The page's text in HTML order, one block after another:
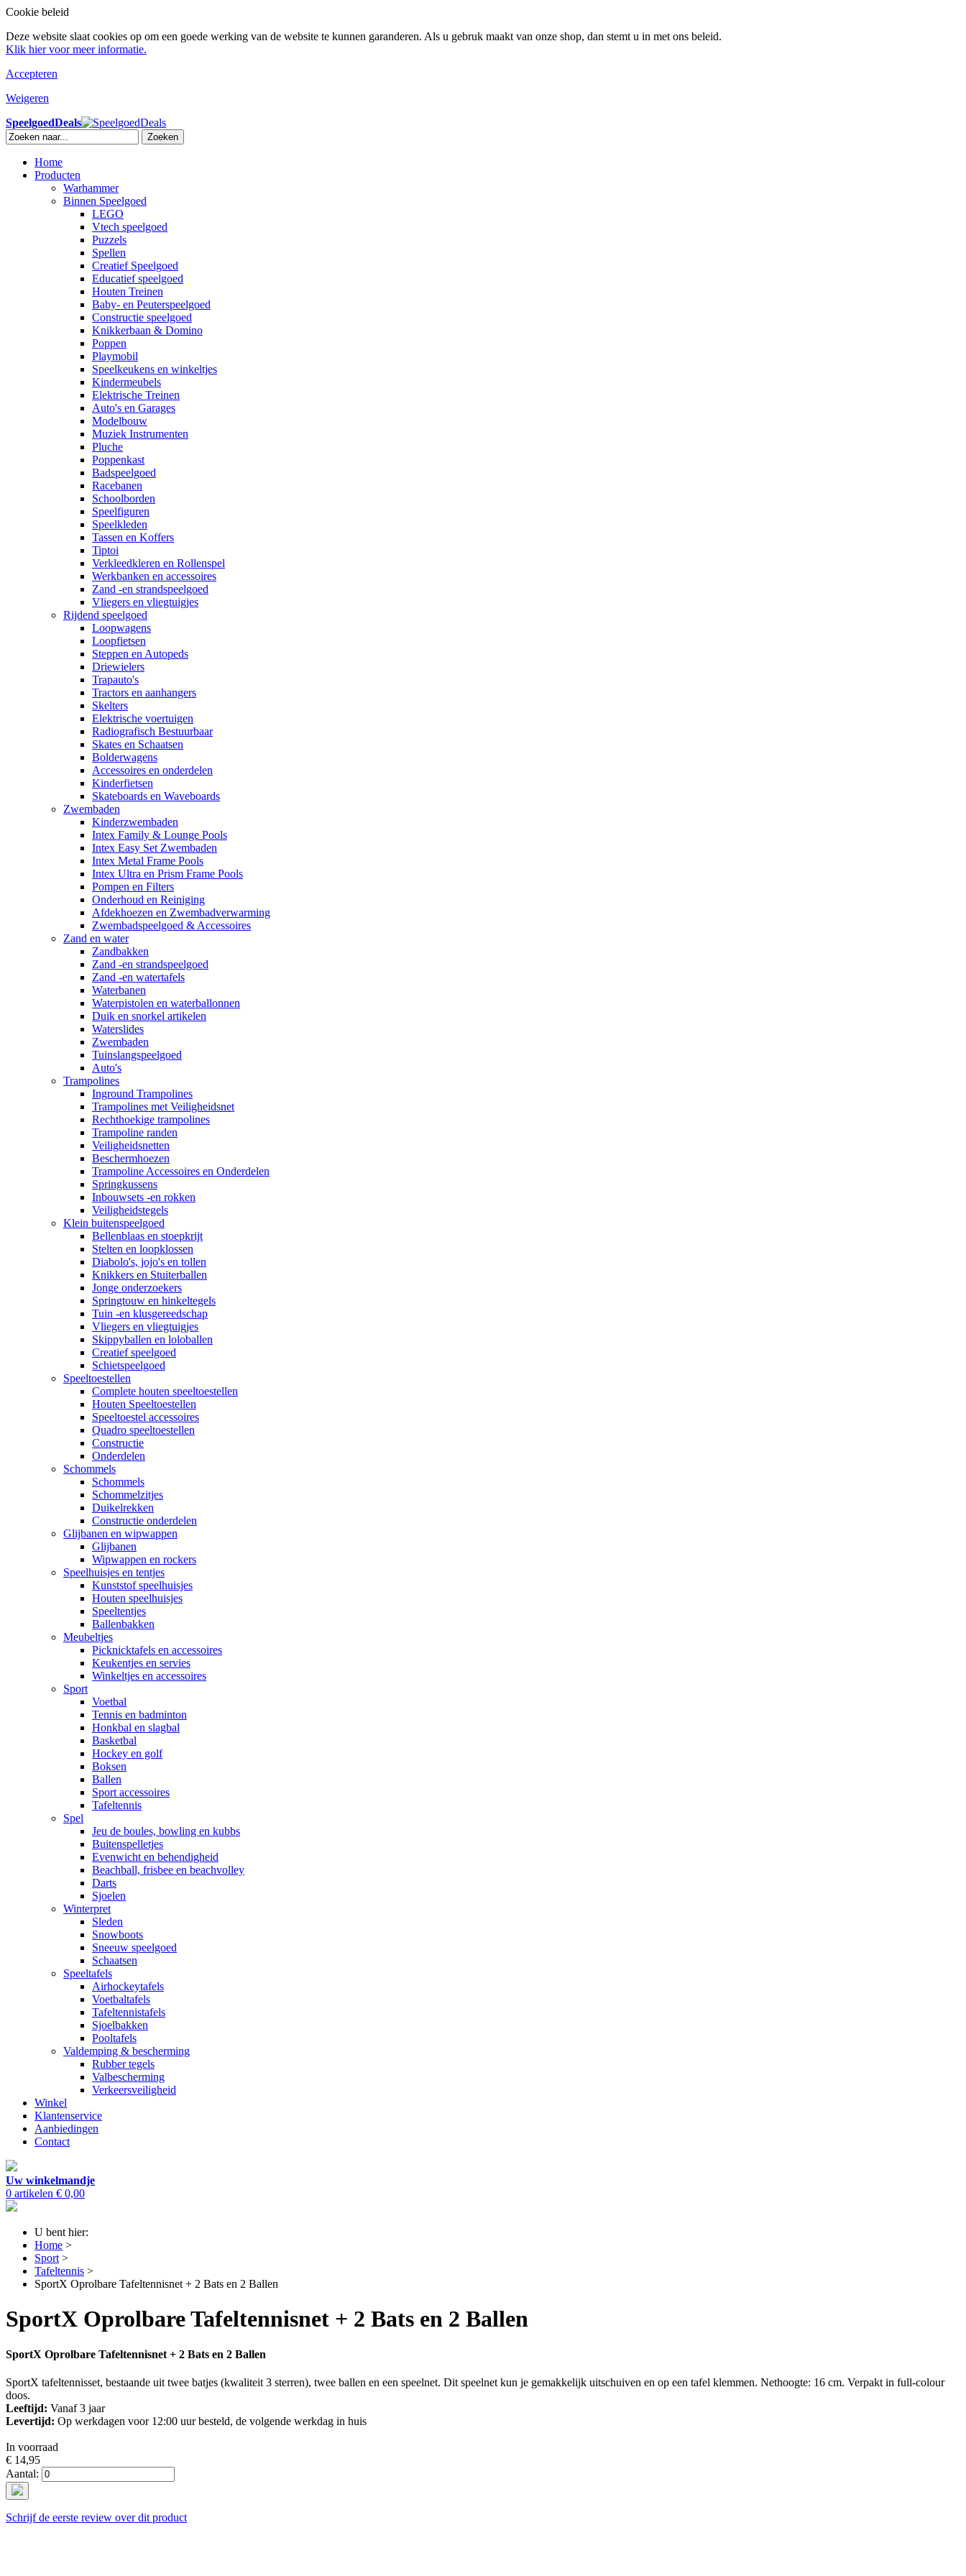
Cookie beleid
Deze website slaat cookies op om een goede werking van de website te kunnen garanderen. Als u gebruk maakt van onze shop, dan stemt u in met ons beleid.
Klik hier voor meer informatie.
Accepteren
Weigeren
SpeelgoedDeals
Zoeken
Home
Producten
Warhammer
Binnen Speelgoed
LEGO
Vtech speelgoed
Puzzels
Spellen
Creatief Speelgoed
Educatief speelgoed
Houten Treinen
Baby- en Peuterspeelgoed
Constructie speelgoed
Knikkerbaan & Domino
Poppen
Playmobil
Speelkeukens en winkeltjes
Kindermeubels
Elektrische Treinen
Auto's en Garages
Modelbouw
Muziek Instrumenten
Pluche
Poppenkast
Badspeelgoed
Racebanen
Schoolborden
Speelfiguren
Speelkleden
Tassen en Koffers
Tiptoi
Verkleedkleren en Rollenspel
Werkbanken en accessoires
Zand -en strandspeelgoed
Vliegers en vliegtuigjes
Rijdend speelgoed
Loopwagens
Loopfietsen
Steppen en Autopeds
Driewielers
Trapauto's
Tractors en aanhangers
Skelters
Elektrische voertuigen
Radiografisch Bestuurbaar
Skates en Schaatsen
Bolderwagens
Accessoires en onderdelen
Kinderfietsen
Skateboards en Waveboards
Zwembaden
Kinderzwembaden
Intex Family & Lounge Pools
Intex Easy Set Zwembaden
Intex Metal Frame Pools
Intex Ultra en Prism Frame Pools
Pompen en Filters
Onderhoud en Reiniging
Afdekhoezen en Zwembadverwarming
Zwembadspeelgoed & Accessoires
Zand en water
Zandbakken
Zand -en strandspeelgoed
Zand -en watertafels
Waterbanen
Waterpistolen en waterballonnen
Duik en snorkel artikelen
Waterslides
Zwembaden
Tuinslangspeelgoed
Auto's
Trampolines
Inground Trampolines
Trampolines met Veiligheidsnet
Rechthoekige trampolines
Trampoline randen
Veiligheidsnetten
Beschermhoezen
Trampoline Accessoires en Onderdelen
Springkussens
Inbouwsets -en rokken
Veiligheidstegels
Klein buitenspeelgoed
Bellenblaas en stoepkrijt
Stelten en loopklossen
Diabolo's, jojo's en tollen
Knikkers en Stuiterballen
Jonge onderzoekers
Springtouw en hinkeltegels
Tuin -en klusgereedschap
Vliegers en vliegtuigjes
Skippyballen en loloballen
Creatief speelgoed
Schietspeelgoed
Speeltoestellen
Complete houten speeltoestellen
Houten Speeltoestellen
Speeltoestel accessoires
Quadro speeltoestellen
Constructie
Onderdelen
Schommels
Schommels
Schommelzitjes
Duikelrekken
Constructie onderdelen
Glijbanen en wipwappen
Glijbanen
Wipwappen en rockers
Speelhuisjes en tentjes
Kunststof speelhuisjes
Houten speelhuisjes
Speeltentjes
Ballenbakken
Meubeltjes
Picknicktafels en accessoires
Keukentjes en servies
Winkeltjes en accessoires
Sport
Voetbal
Tennis en badminton
Honkbal en slagbal
Basketbal
Hockey en golf
Boksen
Ballen
Sport accessoires
Tafeltennis
Spel
Jeu de boules, bowling en kubbs
Buitenspelletjes
Evenwicht en behendigheid
Beachball, frisbee en beachvolley
Darts
Sjoelen
Winterpret
Sleden
Snowboots
Sneeuw speelgoed
Schaatsen
Speeltafels
Airhockeytafels
Voetbaltafels
Tafeltennistafels
Sjoelbakken
Pooltafels
Valdemping & bescherming
Rubber tegels
Valbescherming
Verkeersveiligheid
Winkel
Klantenservice
Aanbiedingen
Contact
Uw winkelmandje
0 artikelen € 0,00
U bent hier:
Home >
Sport >
Tafeltennis >
SportX Oprolbare Tafeltennisnet + 2 Bats en 2 Ballen
SportX Oprolbare Tafeltennisnet + 2 Bats en 2 Ballen
SportX Oprolbare Tafeltennisnet + 2 Bats en 2 Ballen
SportX tafeltennisset, bestaande uit twee batjes (kwaliteit 3 sterren), twee ballen en een speelnet. Dit speelnet kun je gemakkelijk uitschuiven en op een tafel klemmen. Nethoogte: 16 cm. Verpakt in full-colour
doos.
Leeftijd: Vanaf 3 jaar
Levertijd: Op werkdagen voor 12:00 uur besteld, de volgende werkdag in huis
In voorraad
€ 14,95
Aantal:
Schrijf de eerste review over dit product